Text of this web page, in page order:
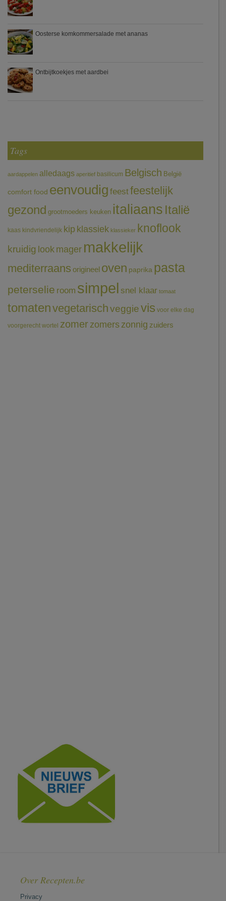
Oosterse komkommersalade met ananas
Ontbijtkoekjes met aardbei
Tags
aardappelen alledaags aperitief basilicum Belgisch België
comfort food eenvoudig feestfeestelijk
gezond grootmoeders keuken italiaans Italië
kaas kindvriendelijk kip klassiek klassieker knoflook
kruidig look mager makkelijk
mediterraans origineel oven paprika pasta
peterselie room simpel snel klaar tomaat
tomatenvegetarischveggievis voor elke dag
voorgerecht wortel zomerzomerszonnig zuiders
Over Recepten.be
Privacy